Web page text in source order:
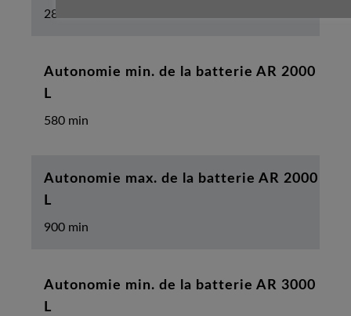
280 min
Autonomie min. de la batterie AR 2000
L
580 min
Autonomie max. de la batterie AR 2000
L
900 min
Autonomie min. de la batterie AR 3000
L